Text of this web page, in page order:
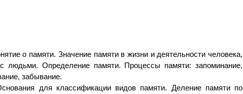
о памяти. Значение памяти в жизни и деятельности человека,
людьми. Определение памяти. Процессы памяти: запоминание,
забывание.
для классификации видов памяти. Деление памяти по